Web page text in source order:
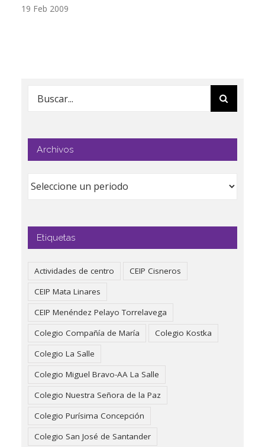
19 Feb 2009
Buscar:
Archivos
Etiquetas
Actividades de centro
CEIP Cisneros
CEIP Mata Linares
CEIP Menéndez Pelayo Torrelavega
Colegio Compañía de María
Colegio Kostka
Colegio La Salle
Colegio Miguel Bravo-AA La Salle
Colegio Nuestra Señora de la Paz
Colegio Purísima Concepción
Colegio San José de Santander